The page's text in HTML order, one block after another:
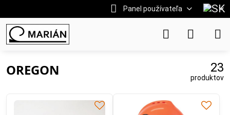
Panel používateľa
OREGON 23
produktov